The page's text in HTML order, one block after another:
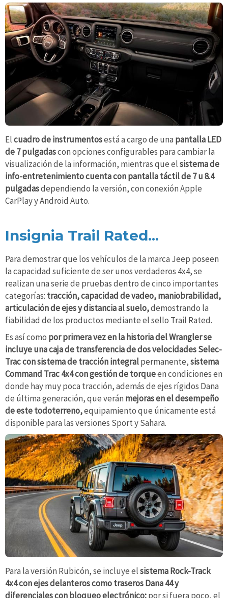
Elcuadro de instrumentosestá a cargo de una pantalla LED
de 7 pulgadascon opciones configurables para cambiar la
visualización de la información, mientras que elsistema de
info-entretenimiento cuenta con pantalla táctil de 7 u 8.4
pulgadasdependiendo la versión, con conexión Apple
CarPlay y Android Auto.
Insignia Trail Rated...
Para demostrar que los vehículos de la marca Jeep poseen
la capacidad suficiente de ser unos verdaderos 4x4, se
realizan una serie de pruebas dentro de cinco importantes
categorías: tracción, capacidad de vadeo, maniobrabilidad,
articulación de ejes y distancia al suelo,demostrando la
fiabilidad de los productos mediante el sello Trail Rated.
Es así como por primera vez en la historia del Wrangler se
incluye una caja de transferencia de dos velocidades Selec-
Traccon sistema de tracción integralpermanente,sistema
Command Trac 4x4 con gestión de torqueen condiciones en
donde hay muy poca tracción, además de ejes rígidos Dana
de última generación, que verán mejoras en el desempeño
de este todoterreno,equipamiento que únicamente está
disponible para las versiones Sport y Sahara.
Para la versión Rubicón, se incluye elsistema Rock-Track
4x4 con ejes delanteros como traseros Dana 44 y
diferenciales con bloqueo electrónico;por si fuera poco, el